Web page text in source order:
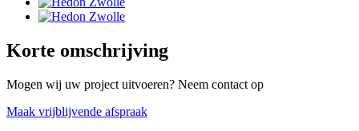
Korte omschrijving
Mogen wij uw project uitvoeren? Neem contact op
Maak vrijblijvende afspraak